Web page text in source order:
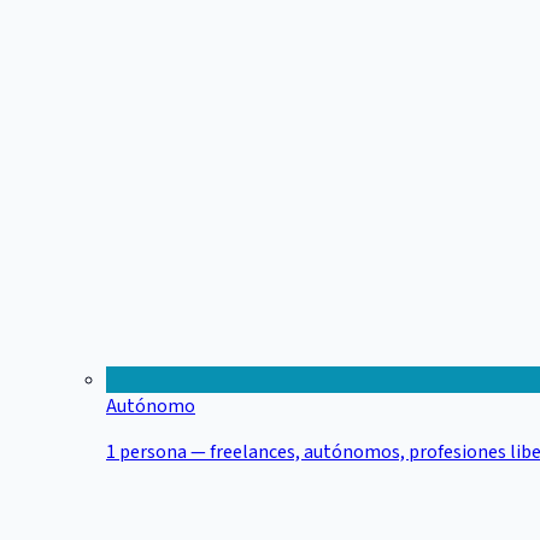
Autónomo
1 persona — freelances, autónomos, profesiones